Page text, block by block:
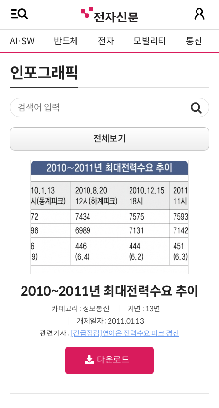
AI·SW 반도체 전자 모빌리티 통신
인포그래픽
전체보기
2010~2011년 최대전력수요 추이
카테고리 : 정보통신
지면 : 13면
개제일자 : 2011.01.13
관련기사 : [긴급점검]연이은 전력수요 피크 경신
다운로드